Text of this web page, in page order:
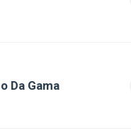
Da Gama